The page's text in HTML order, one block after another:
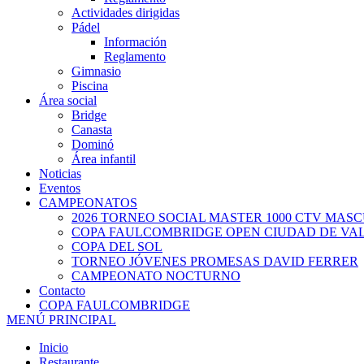
Actividades dirigidas
Pádel
Información
Reglamento
Gimnasio
Piscina
Área social
Bridge
Canasta
Dominó
Área infantil
Noticias
Eventos
CAMPEONATOS
2026 TORNEO SOCIAL MASTER 1000 CTV
COPA FAULCOMBRIDGE OPEN CIUDAD DE
COPA DEL SOL
TORNEO JÓVENES PROMESAS DAVID FERRER
CAMPEONATO NOCTURNO
Contacto
COPA FAULCOMBRIDGE
MENÚ PRINCIPAL
Inicio